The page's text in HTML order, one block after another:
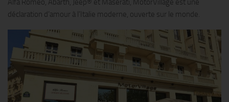
Alfa Romeo, Abarth, Jeep® et Maserati, MotorVillage est une
déclaration d’amour à l’Italie moderne, ouverte sur le monde.